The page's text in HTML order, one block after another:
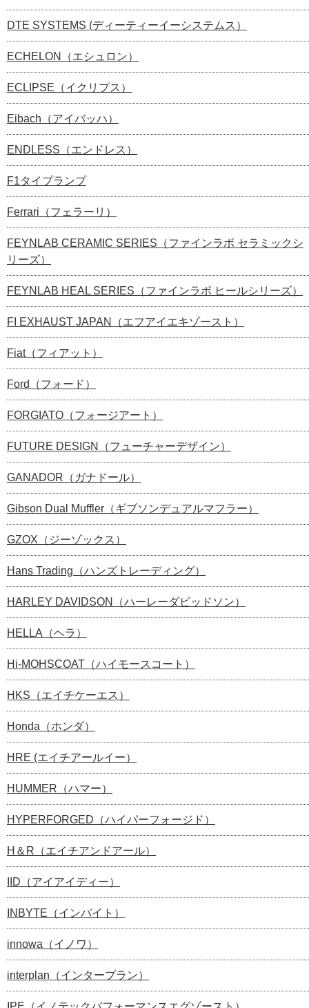
DTE SYSTEMS (ディーティーイーシステムス）
ECHELON（エシュロン）
ECLIPSE（イクリプス）
Eibach（アイバッハ）
ENDLESS（エンドレス）
F1タイプランプ
Ferrari（フェラーリ）
FEYNLAB CERAMIC SERIES（ファインラボ セラミックシ
リーズ）
FEYNLAB HEAL SERIES（ファインラボ ヒールシリーズ）
FI EXHAUST JAPAN（エフアイエキゾースト）
Fiat（フィアット）
Ford（フォード）
FORGIATO（フォージアート）
FUTURE DESIGN（フューチャーデザイン）
GANADOR（ガナドール）
Gibson Dual Muffler（ギブソンデュアルマフラー）
GZOX（ジーゾックス）
Hans Trading（ハンズトレーディング）
HARLEY DAVIDSON（ハーレーダビッドソン）
HELLA（ヘラ）
Hi-MOHSCOAT（ハイモースコート）
HKS（エイチケーエス）
Honda（ホンダ）
HRE (エイチアールイー）
HUMMER（ハマー）
HYPERFORGED（ハイパーフォージド）
H＆R（エイチアンドアール）
IID（アイアイディー）
INBYTE（インバイト）
innowa（イノワ）
interplan（インタープラン）